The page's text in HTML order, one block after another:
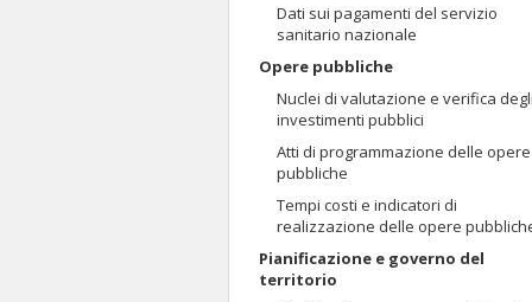
Dati sui pagamenti del servizio
sanitario nazionale
Opere pubbliche
Nuclei di valutazione e verifica degli
investimenti pubblici
Atti di programmazione delle opere
pubbliche
Tempi costi e indicatori di
realizzazione delle opere
Pianificazione e governo del
territorio